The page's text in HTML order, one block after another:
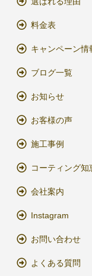
料金表
キャンペーン情
ブログ一覧
お知らせ
お客様の声
施工事例
コーティング知
会社案内
Instagram
お問い合わせ
よくある質問